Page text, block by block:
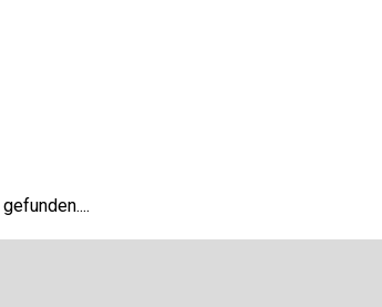
gefunden....